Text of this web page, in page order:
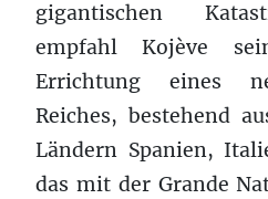
gigantischen
empfahl Kojève
Errichtung eines
Reiches, bestehend
Ländern Spanien,
das mit der Grande